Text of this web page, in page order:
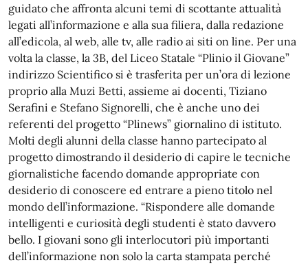
guidato che affronta alcuni temi di scottante attualità
legati all’informazione e alla sua filiera, dalla redazione
all’edicola, al web, alle tv, alle radio ai siti on line. Per una
volta la classe, la 3B, del Liceo Statale “Plinio il Giovane”
indirizzo Scientifico si è trasferita per un’ora di lezione
proprio alla Muzi Betti, assieme ai docenti, Tiziano
Serafini e Stefano Signorelli, che è anche uno dei
referenti del progetto “Plinews” giornalino di istituto.
Molti degli alunni della classe hanno partecipato al
progetto dimostrando il desiderio di capire le tecniche
giornalistiche facendo domande appropriate con
desiderio di conoscere ed entrare a pieno titolo nel
mondo dell’informazione. “Rispondere alle domande
intelligenti e curiosità degli studenti è stato davvero
bello. I giovani sono gli interlocutori più importanti
dell’informazione non solo la carta stampata perché